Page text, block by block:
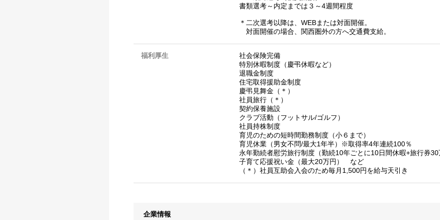
書類選考～内定までは３～4週間程度
＊二次選考以降は、WEBまたは対面開催。
対面開催の場合、関西圏外の方へ交通費支給。
福利厚生
社会保険完備
特別休暇制度（慶弔休暇など）
退職金制度
住宅取得援助金制度
慶弔見舞金（＊）
社員旅行（＊）
契約保養施設
クラブ活動（フットサル/ゴルフ）
社員持株制度
育児のための短時間勤務制度（小６まで）
育児休業（男女不問/最大1年半）※取得率4年連続100％
永年勤続者慰労旅行制度（勤続10年ごとに10日間休暇+旅行券
子育て応援祝い金（最大20万円） など
（＊）社員互助会入会のため毎月1,500円を給与天引き
企業情報